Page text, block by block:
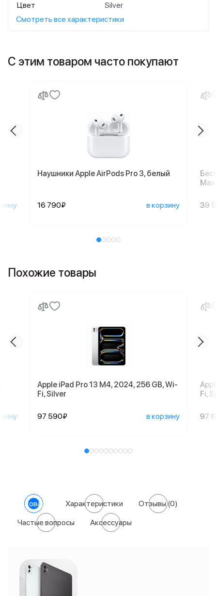
Цвет
Silver
Смотреть все характеристики
С этим товаром часто покупают
Наушники Apple AirPods Pro 3, белый
16 790₽ в корзину
Max
39
Похожие товары
Apple iPad Pro 13 M4, 2024, 256 GB, Wi-
Fi, Silver
97 590₽ в корзину
Fi,
97
О товаре Характеристики Отзывы(0)
Частые вопросы Аксессуары